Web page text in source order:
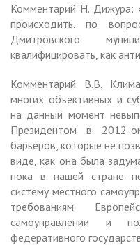
Комментарий Н. Дижура:
происходить, по
Дмитровского
квалифицировать, как
Комментарий В.В.
многих объективных и
на данный момент
Президентом в 2012-
барьеров, которые не
виде, как она была
пока в нашей стране
систему местного
требованиям
самоуправлении и
федеративного